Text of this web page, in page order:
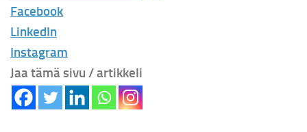
Facebook
LinkedIn
Instagram
Jaa tämä sivu / artikkeli